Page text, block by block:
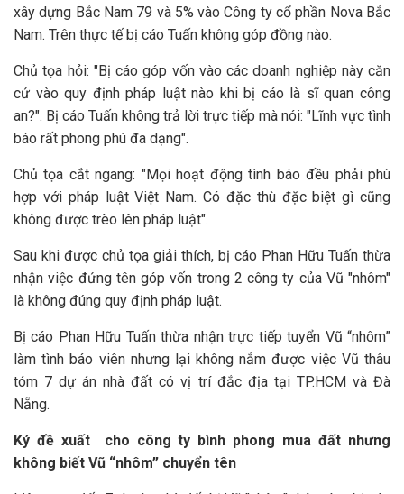
xây dựng Bắc Nam 79 và 5% vào Công ty cổ phần Nova Bắc
Nam. Trên thực tế bị cáo Tuấn không góp đồng nào.
Chủ tọa hỏi: "Bị cáo góp vốn vào các doanh nghiệp này căn
cứ vào quy định pháp luật nào khi bị cáo là sĩ quan công
an?". Bị cáo Tuấn không trả lời trực tiếp mà nói: "Lĩnh vực tình
báo rất phong phú đa dạng".
Chủ tọa cắt ngang: "Mọi hoạt động tình báo đều phải phù
hợp với pháp luật Việt Nam. Có đặc thù đặc biệt gì cũng
không được trèo lên pháp luật".
Sau khi được chủ tọa giải thích, bị cáo Phan Hữu Tuấn thừa
nhận việc đứng tên góp vốn trong 2 công ty của Vũ "nhôm"
là không đúng quy định pháp luật.
Bị cáo Phan Hữu Tuấn thừa nhận trực tiếp tuyển Vũ “nhôm”
làm tình báo viên nhưng lại không nắm được việc Vũ thâu
tóm 7 dự án nhà đất có vị trí đắc địa tại TP.HCM và Đà
Nẵng.
Ký đề xuất cho công ty bình phong mua đất nhưng
không biết Vũ “nhôm” chuyển tên